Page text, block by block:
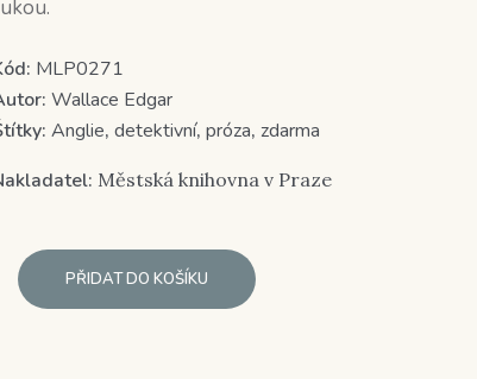
MLP0271
Wallace Edgar
Anglie, detektivní, próza, zdarma
Městská knihovna v Praze
PŘIDAT DO KOŠÍKU